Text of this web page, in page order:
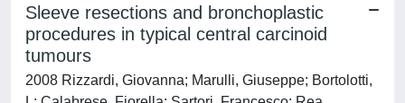
Sleeve resections and bronchoplastic
procedures in typical central carcinoid
tumours
2008 Rizzardi, Giovanna; Marulli, Giuseppe; Bortolotti,